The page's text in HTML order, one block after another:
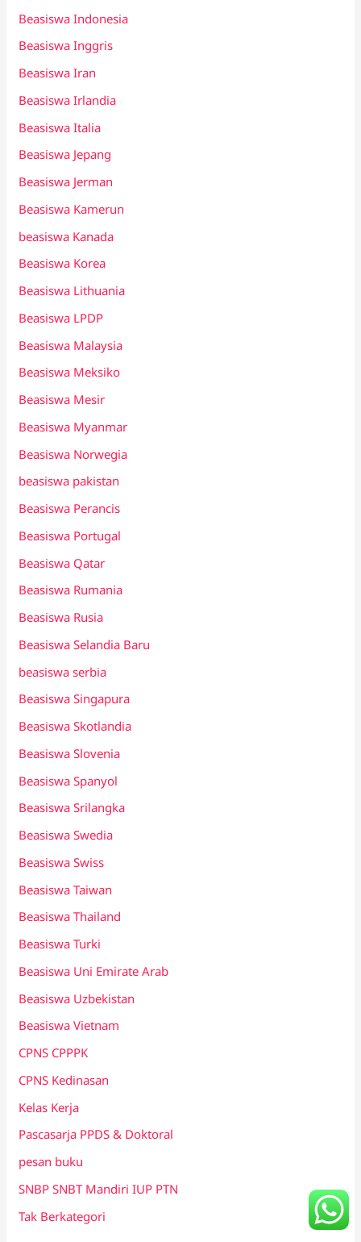
Beasiswa Indonesia
Beasiswa Inggris
Beasiswa Iran
Beasiswa Irlandia
Beasiswa Italia
Beasiswa Jepang
Beasiswa Jerman
Beasiswa Kamerun
beasiswa Kanada
Beasiswa Korea
Beasiswa Lithuania
Beasiswa LPDP
Beasiswa Malaysia
Beasiswa Meksiko
Beasiswa Mesir
Beasiswa Myanmar
Beasiswa Norwegia
beasiswa pakistan
Beasiswa Perancis
Beasiswa Portugal
Beasiswa Qatar
Beasiswa Rumania
Beasiswa Rusia
Beasiswa Selandia Baru
beasiswa serbia
Beasiswa Singapura
Beasiswa Skotlandia
Beasiswa Slovenia
Beasiswa Spanyol
Beasiswa Srilangka
Beasiswa Swedia
Beasiswa Swiss
Beasiswa Taiwan
Beasiswa Thailand
Beasiswa Turki
Beasiswa Uni Emirate Arab
Beasiswa Uzbekistan
Beasiswa Vietnam
CPNS CPPPK
CPNS Kedinasan
Kelas Kerja
Pascasarja PPDS & Doktoral
pesan buku
SNBP SNBT Mandiri IUP PTN
Tak Berkategori